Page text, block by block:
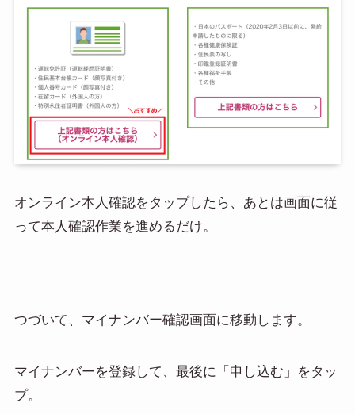
オンライン本人確認をタップしたら、あとは画面に従
って本人確認作業を進めるだけ。
つづいて、マイナンバー確認画面に移動します。
マイナンバーを登録して、最後に「申し込む」をタッ
プ。